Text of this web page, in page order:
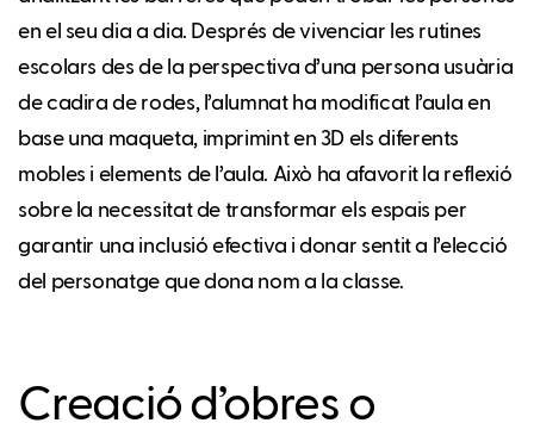
en el seu dia a dia. Després de vivenciar les rutines
escolars des de la perspectiva d’una persona usuària
de cadira de rodes, l’alumnat ha modificat l’aula en
base una maqueta, imprimint en 3D els diferents
mobles i elements de l’aula. Això ha afavorit la reflexió
sobre la necessitat de transformar els espais per
garantir una inclusió efectiva i donar sentit a l’elecció
del personatge que dona nom a la classe.
Creació d’obres o